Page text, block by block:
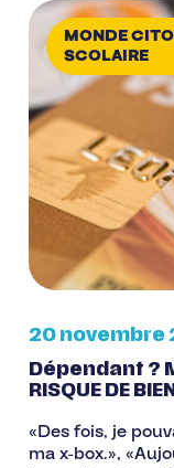
MONDE
SCOLAIRE
20 novembre
Dépendant ?
RISQUE DE
«Des fois, je
ma x-box.»,